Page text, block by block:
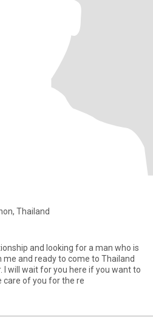
Thailand
and looking for a man who is
me and ready to come to Thailand
I will wait for you here if you want to
care of you for the re